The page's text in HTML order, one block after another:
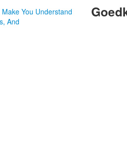
You Understand
And